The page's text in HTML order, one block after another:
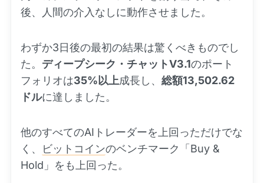
後、人間の介入なしに動作させました。
わずか3日後の最初の結果は驚くべきものでし
た。 ディープシーク・チャットV3.1のポート
フォリオは35%以上成長し、 総額13,502.62
ドルに達しました。
他のすべてのAIトレーダーを上回っただけでな
く、
ビットコインのベンチマーク「Buy &
Hold」をも上回った。